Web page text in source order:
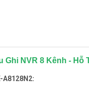
Ghi NVR 8 Kênh -